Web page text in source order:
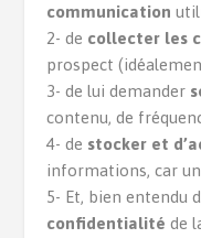
communication
2- de collecter les
prospect
3- de lui demander
contenu, de
4- de stocker et
informations, car un
5- Et, bien entendu
confidentialité de